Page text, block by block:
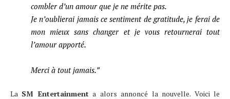
combler d’un amour que je ne mérite pas.
Je n’oublierai jamais ce sentiment de gratitude, je ferai de
mon mieux sans changer et je vous retournerai tout
l’amour apporté.
Merci à tout jamais.”
La SM Entertainment a alors annoncé la nouvelle. Voici le